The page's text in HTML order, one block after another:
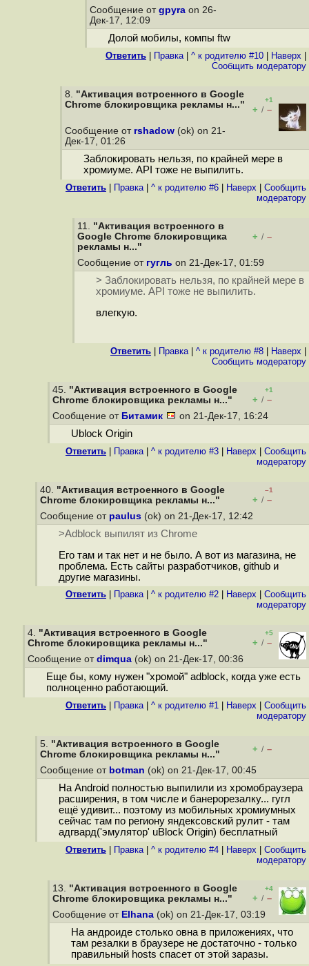
Сообщение от gpyra on 26-
Дек-17, 12:09
Долой мобилы, компы ftw
Ответить Правка| ^ к родителю #10 Наверх
Cообщить модератору
8. "Активация встроенного в Google
Chrome блокировщика рекламы н..."
+1
+ / –
Сообщение от rshadow (ok) on 21-
Дек-17, 01:26
Заблокировать нельзя, по крайней мере в
хромиуме. API тоже не выпилить.
Ответить Правка| ^ к родителю #6 Наверх
Cообщить
модератору
11. "Активация встроенного в
Google Chrome блокировщика
рекламы н..."
+ / –
Сообщение от гугль on 21-Дек-17, 01:59
> Заблокировать нельзя, по крайней мере в
хромиуме. API тоже не выпилить.
влегкую.
Ответить Правка| ^ к родителю #8 Наверх
Cообщить модератору
45. "Активация встроенного в Google
Chrome блокировщика рекламы н..."
+1
+ / –
Сообщение от Битамик on 21-Дек-17, 16:24
Ublock Origin
Ответить Правка| ^ к родителю #3 Наверх
Cообщить
модератору
40. "Активация встроенного в Google
Chrome блокировщика рекламы н..."
–1
+ / –
Сообщение от paulus (ok) on 21-Дек-17, 12:42
>Adblock выпилят из Chrome
Его там и так нет и не было. А вот из магазина, не
проблема. Есть сайты разработчиков, github и
другие магазины.
Ответить Правка| ^ к родителю #2 Наверх
Cообщить
модератору
4. "Активация встроенного в Google
Chrome блокировщика рекламы н..."
+5
+ / –
Сообщение от dimqua (ok) on 21-Дек-17, 00:36
Еще бы, кому нужен "хромой" adblock, когда уже есть
полноценно работающий.
Ответить Правка| ^ к родителю #1 Наверх
Cообщить
модератору
5. "Активация встроенного в Google
Chrome блокировщика рекламы н..."
+ / –
Сообщение от botman (ok) on 21-Дек-17, 00:45
На Android полностью выпилили из хромобраузера
расширения, в том числе и банерорезалку... гугл
ещё удивит... поэтому из мобильных хромиумных
сейчас там по региону яндексовский рулит - там
адгвард('эмулятор' uBlock Origin) бесплатный
Ответить Правка| ^ к родителю #4 Наверх
Cообщить
модератору
13. "Активация встроенного в Google
Chrome блокировщика рекламы н..."
+4
+ / –
Сообщение от Elhana (ok) on 21-Дек-17, 03:19
На андроиде столько овна в приложениях, что
там резалки в браузере не достаточно - только
правильный hosts спасет от этой заразы.